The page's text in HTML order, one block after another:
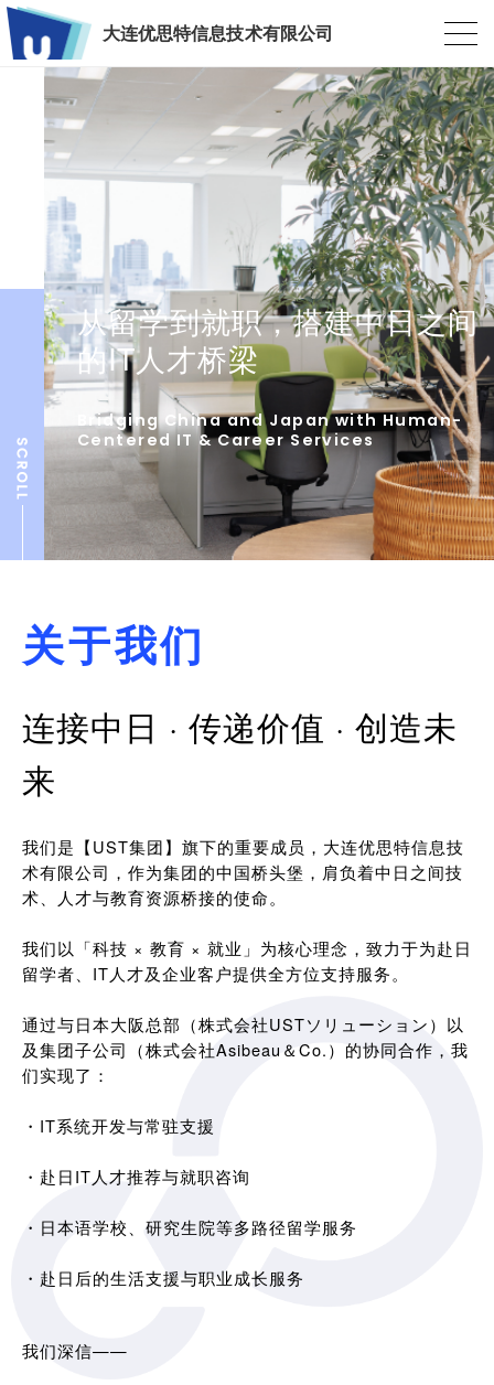
大连优思特信息技术有限公司
从留学到就职，搭建中日之间
的IT人才桥梁
Bridging China and Japan with Human-
Centered IT & Career Services
关于我们
连接中日 · 传递价值 · 创造未
来
我们是【UST集团】旗下的重要成员，大连优思特信息技
术有限公司，作为集团的中国桥头堡，肩负着中日之间技
术、人才与教育资源桥接的使命。
我们以「科技 × 教育 × 就业」为核心理念，致力于为赴日
留学者、IT人才及企业客户提供全方位支持服务。
通过与日本大阪总部（株式会社USTソリューション）以
及集团子公司（株式会社Asibeau＆Co.）的协同合作，我
们实现了：
・IT系统开发与常驻支援
・赴日IT人才推荐与就职咨询
・日本语学校、研究生院等多路径留学服务
・赴日后的生活支援与职业成长服务
我们深信——